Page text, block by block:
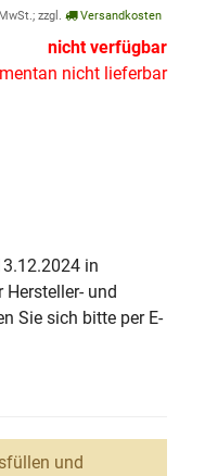
zzgl. Versandkosten
nicht verfügbar
nicht lieferbar
in
Hersteller- und
Sie sich bitte per E-
und